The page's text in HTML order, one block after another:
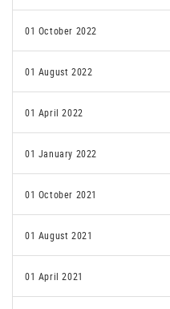
01 October 2022
01 August 2022
01 April 2022
01 January 2022
01 October 2021
01 August 2021
01 April 2021